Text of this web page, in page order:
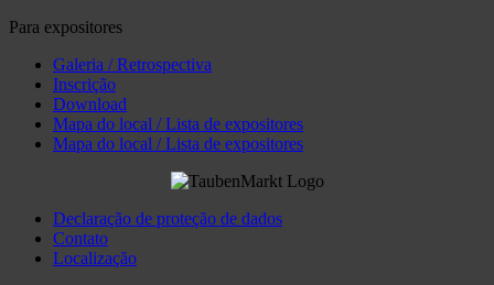
Para expositores
Galeria / Retrospectiva
Inscrição
Download
Mapa do local / Lista de expositores
Mapa do local / Lista de expositores
Declaração de proteção de dados
Contato
Localização